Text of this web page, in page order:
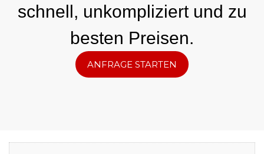
schnell, unkompliziert und zu
besten Preisen.
ANFRAGE STARTEN